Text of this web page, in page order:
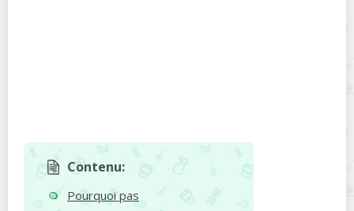
Contenu:
Pourquoi pas